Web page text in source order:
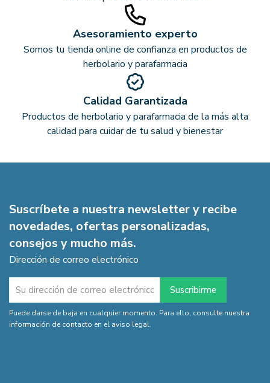
Asesoramiento experto
Somos tu tienda online de confianza en productos de
herbolario y parafarmacia
Calidad Garantizada
Productos de herbolario y parafarmacia de la más alta
calidad para cuidar de tu salud y bienestar
Suscríbete a nuestra newsletter y recibe
novedades, ofertas personalizadas,
consejos y mucho más.
Dirección de correo electrónico
Puede darse de baja en cualquier momento. Para ello, consulte nuestra
información de contacto en el aviso legal.